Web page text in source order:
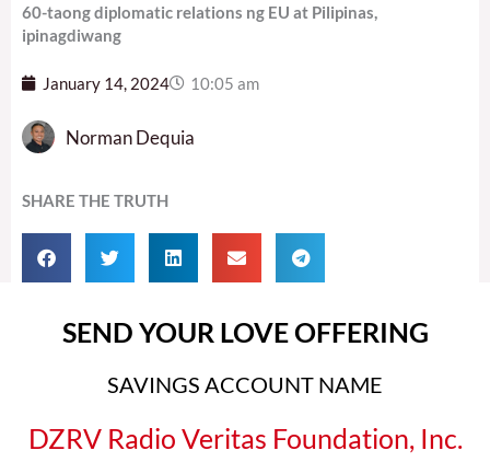
60-taong diplomatic relations ng EU at Pilipinas,
ipinagdiwang
January 14, 2024 10:05 am
Norman Dequia
SHARE THE TRUTH
SEND YOUR LOVE OFFERING
SAVINGS ACCOUNT NAME
DZRV Radio Veritas Foundation, Inc.